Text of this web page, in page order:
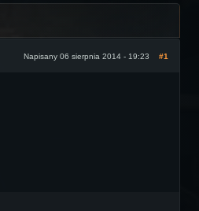
Napisany 06 sierpnia 2014 - 19:23 #1